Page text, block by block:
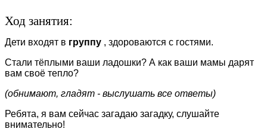
Ход занятия:
Дети входят в группу , здороваются с гостями.
Стали тёплыми ваши ладошки? А как ваши мамы дарят
вам своё тепло?
(обнимают, гладят - выслушать все ответы)
Ребята, я вам сейчас загадаю загадку, слушайте
внимательно!